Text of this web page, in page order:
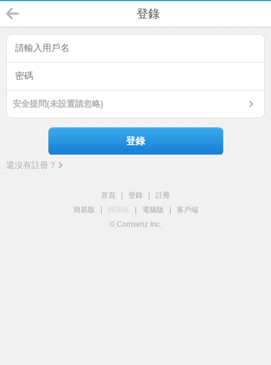
登錄
安全提問(未設置請忽略)
登錄
還沒有註冊？
首頁 登錄
註冊
簡易版
觸屏版 電腦版
客戶端
© Comsenz Inc.